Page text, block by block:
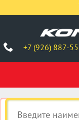
+7 (926) 887-